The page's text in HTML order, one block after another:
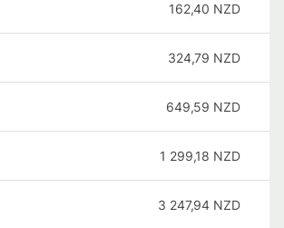
162,40 NZD
324,79 NZD
649,59 NZD
1 299,18 NZD
3 247,94 NZD